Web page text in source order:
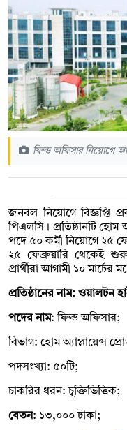
ফিল্ড অফিসার নিয়োগে
জনবল নিয়োগে বিজ্ঞপ্তি
পিএলসি। প্রতিষ্ঠানটি হোম
পদে ৫০ কর্মী নিয়োগে ২৫
২৫ ফেব্রুয়ারি থেকেই শুরু
প্রার্থীরা আগামী ১০
প্রতিষ্ঠানের নাম: ওয়ালটন
পদের নাম: ফিল্ড অফিসার;
বিভাগ: হোম অ্যাপ্লায়েন্স
পদসংখ্যা: ৫০টি;
চাকরির ধরন: চুক্তিভিত্তিক;
বেতন: ১৩,০০০ টাকা;